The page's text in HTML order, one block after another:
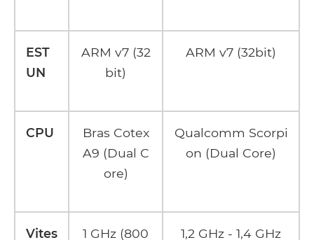
EST
UN
ARM v7 (32
bit)
ARM v7 (32bit)
CPU
Bras Cotex
A9 (Dual C
ore)
Qualcomm Scorpi
on (Dual Core)
Vites 1 GHz (800 1,2 GHz - 1,4 GHz